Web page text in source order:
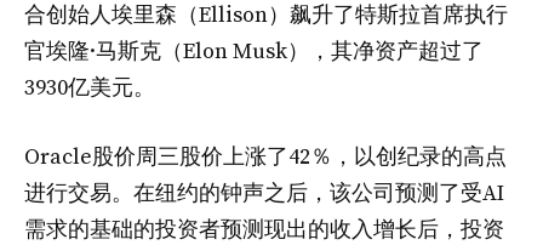
合创始人埃里森（Ellison）飙升了​​特斯拉首席执行
官埃隆·马斯克（Elon Musk），其净资产超过了
3930亿美元。
Oracle股价周三股价上涨了42％，以创纪录的高点
进行交易。在纽约的钟声之后，该公司预测了受AI
需求的基础的投资者预测现出的收入增长后，投资